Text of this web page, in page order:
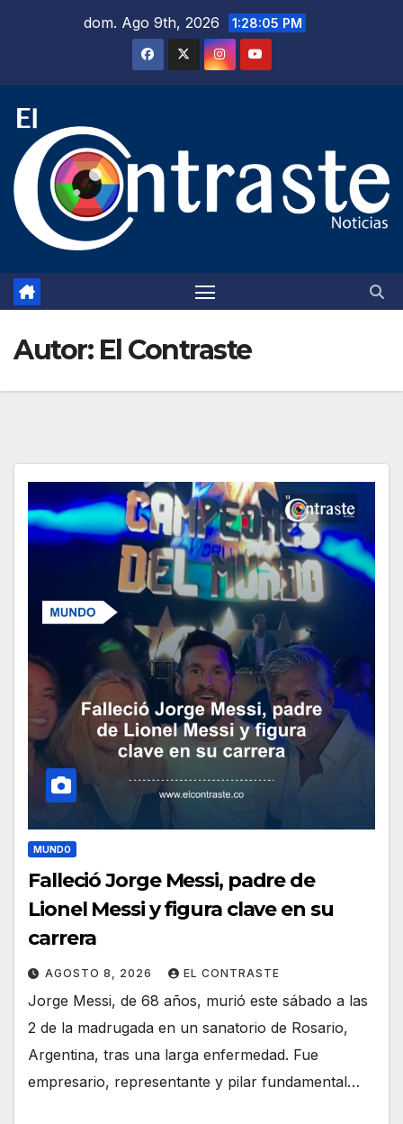
dom. Ago 9th, 2026 1:28:07 PM
Autor: El Contraste
MUNDO
Falleció Jorge Messi, padre de
Lionel Messi y figura clave en su
carrera
AGOSTO 8, 2026 EL CONTRASTE
Jorge Messi, de 68 años, murió este sábado a las
2 de la madrugada en un sanatorio de Rosario,
Argentina, tras una larga enfermedad. Fue
empresario, representante y pilar fundamental…